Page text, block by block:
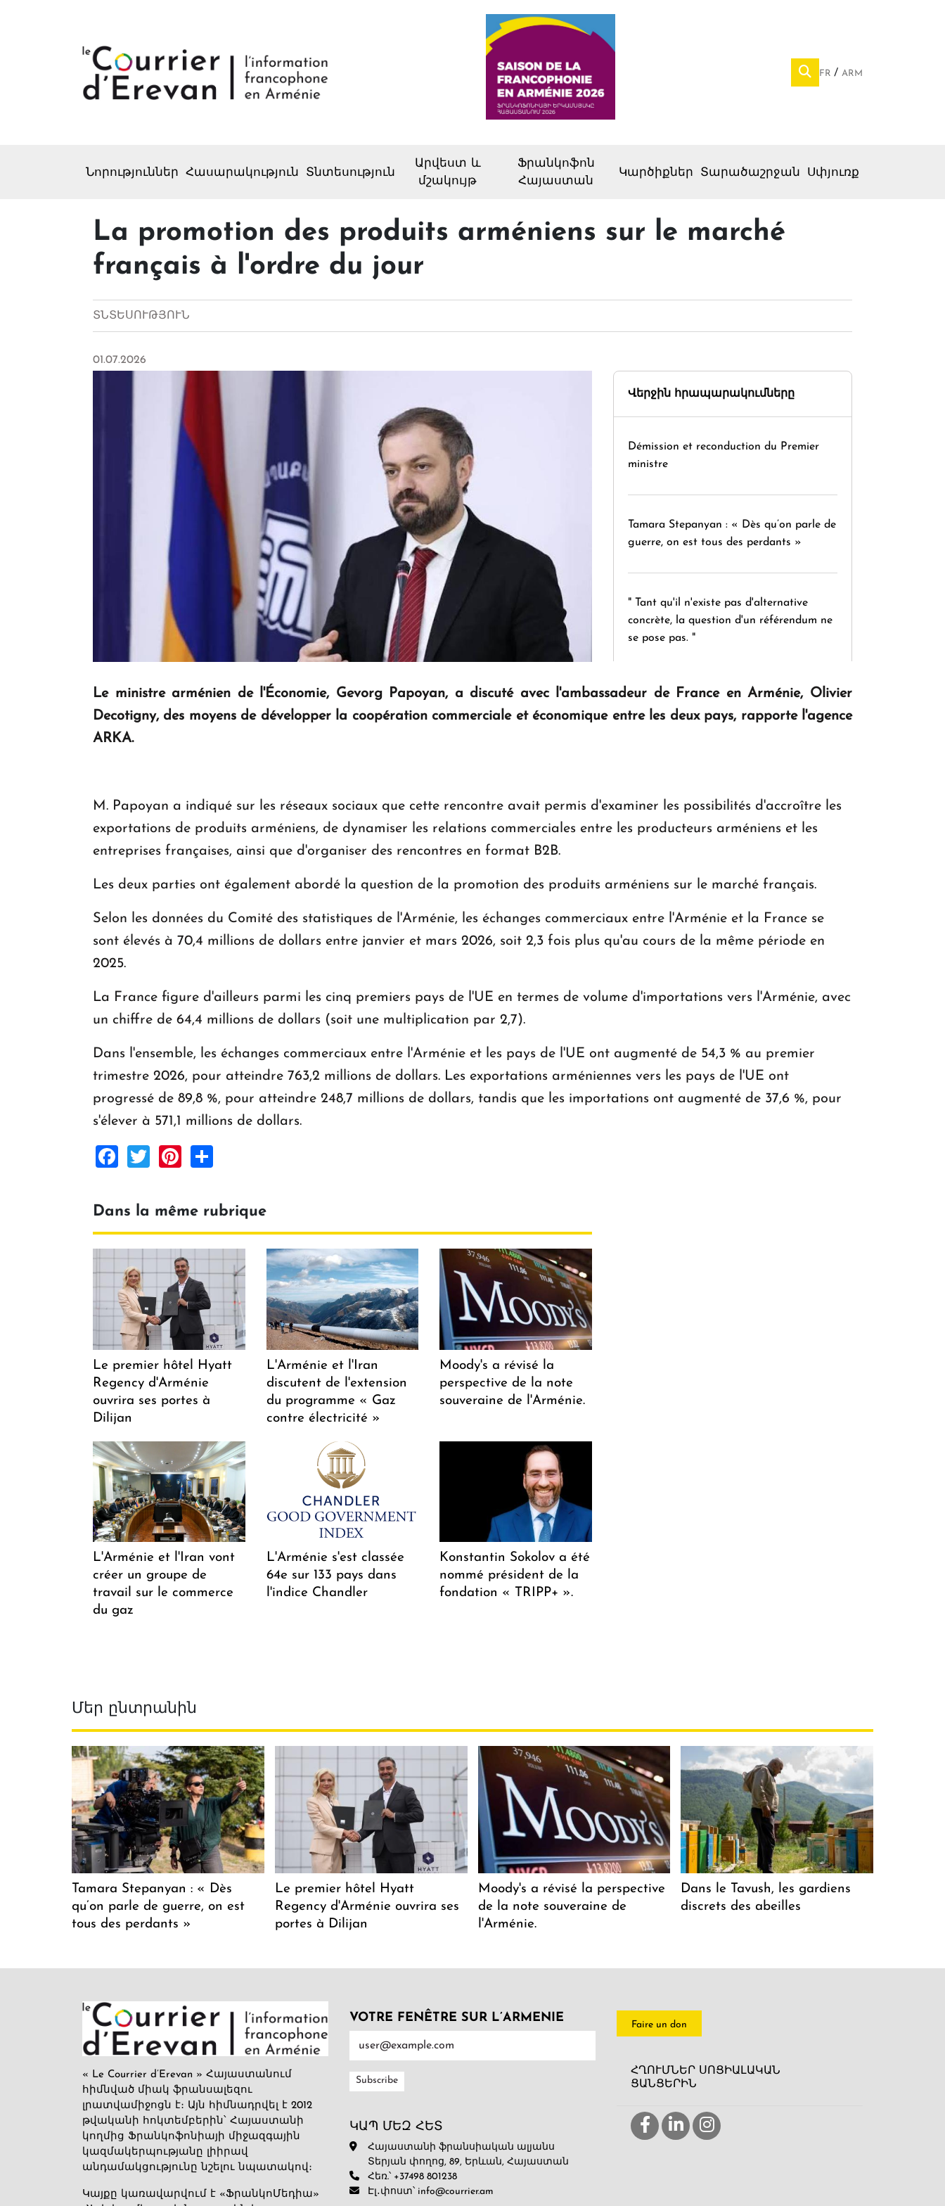
FR ARM
Նորություններ Հասարակություն Տնտեսություն
Արվեստ և
մշակույթ
Ֆրանկոֆոն
Հայաստան
Կարծիքներ Տարածաշրջան Սփյուռք
La promotion des produits arméniens sur le marché
français à l'ordre du jour
ՏՆՏԵՍՈՒԹՅՈՒՆ
01.07.2026
Վերջին հրապարակումները
Démission et reconduction du Premier
ministre
Tamara Stepanyan : « Dès qu’on parle de
guerre, on est tous des perdants »
" Tant qu'il n'existe pas d'alternative
concrète, la question d'un référendum ne
se pose pas. "
KASA : 30 ans d'audace, de résilience et
d'avenir en Arménie
Le ministre arménien de l'Économie, Gevorg Papoyan, a discuté avec l'ambassadeur de France en Arménie, Olivier
Decotigny, des moyens de développer la coopération commerciale et économique entre les deux pays, rapporte l'agence
ARKA.
M. Papoyan a indiqué sur les réseaux sociaux que cette rencontre avait permis d'examiner les possibilités d'accroître les
exportations de produits arméniens, de dynamiser les relations commerciales entre les producteurs arméniens et les
entreprises françaises, ainsi que d'organiser des rencontres en format B2B.
Les deux parties ont également abordé la question de la promotion des produits arméniens sur le marché français.
Selon les données du Comité des statistiques de l'Arménie, les échanges commerciaux entre l'Arménie et la France se
sont élevés à 70,4 millions de dollars entre janvier et mars 2026, soit 2,3 fois plus qu'au cours de la même période en
2025.
La France figure d'ailleurs parmi les cinq premiers pays de l'UE en termes de volume d'importations vers l'Arménie, avec
un chiffre de 64,4 millions de dollars (soit une multiplication par 2,7).
Dans l'ensemble, les échanges commerciaux entre l'Arménie et les pays de l'UE ont augmenté de 54,3 % au premier
trimestre 2026, pour atteindre 763,2 millions de dollars. Les exportations arméniennes vers les pays de l'UE ont
progressé de 89,8 %, pour atteindre 248,7 millions de dollars, tandis que les importations ont augmenté de 37,6 %, pour
s'élever à 571,1 millions de dollars.
Facebook
TwitterPinterest
Dans la même rubrique
Le premier hôtel Hyatt
Regency d'Arménie
ouvrira ses portes à
Dilijan
L'Arménie et l'Iran
discutent de l'extension
du programme « Gaz
contre électricité »
Moody's a révisé la
perspective de la note
souveraine de l'Arménie.
L'Arménie et l'Iran vont
créer un groupe de
travail sur le commerce
du gaz
L'Arménie s'est classée
64e sur 133 pays dans
l'indice Chandler
Konstantin Sokolov a été
nommé président de la
fondation « TRIPP+ ».
Մեր ընտրանին
Tamara Stepanyan : « Dès
qu’on parle de guerre, on est
tous des perdants »
Le premier hôtel Hyatt
Regency d'Arménie ouvrira ses
portes à Dilijan
Moody's a révisé la perspective
de la note souveraine de
l'Arménie.
Dans le Tavush, les gardiens
discrets des abeilles
« Le Courrier d’Erevan » Հայաստանում
հիմնված միակ ֆրանսալեզու
լրատվամիջոցն է։ Այն հիմնադրվել է 2012
թվականի հոկտեմբերին՝ Հայաստանի
կողմից Ֆրանկոֆոնիայի միջազգային
կազմակերպությանը լիիրավ
անդամակցությունը նշելու նպատակով։
Կայքը կառավարվում է «ՖրանկոՄեդիա»
VOTRE FENÊTRE SUR L’ARMENIE
ԿԱՊ ՄԵԶ ՀԵՏ
Հայաստանի ֆրանսիական ալյանս
Տերյան փողոց, 89, Երևան, Հայաստան
Հեռ.՝ +37498 801238
Էլ․փոստ՝ info@courrier.am
Faire un don
ՀՂՈՒՄՆԵՐ ՍՈՑԻԱԼԱԿԱՆ
ՑԱՆՑԵՐԻՆ